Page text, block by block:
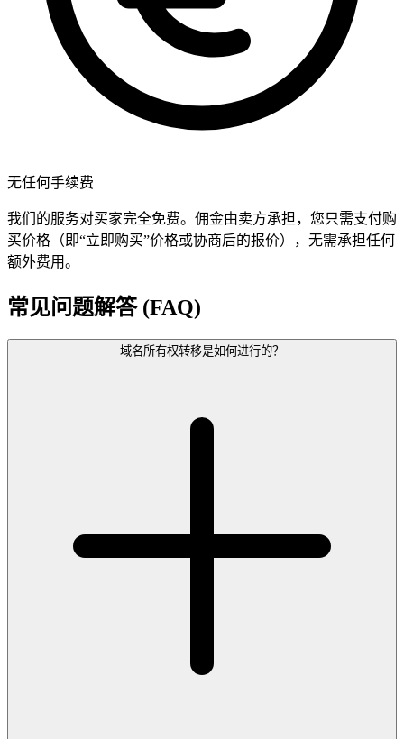
无任何手续费
我们的服务对买家完全免费。佣金由卖方承担，您只需支付购
买价格（即“立即购买”价格或协商后的报价），无需承担任何
额外费用。
常见问题解答 (FAQ)
域名所有权转移是如何进行的？